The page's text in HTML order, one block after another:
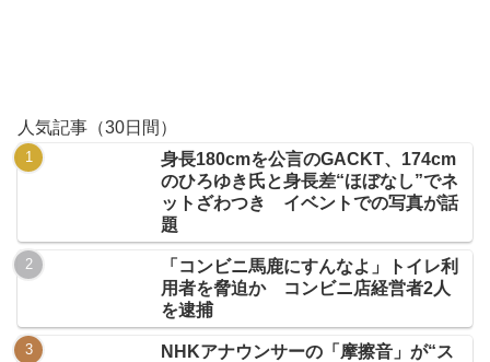
人気記事（30日間）
身長180cmを公言のGACKT、174cm
のひろゆき氏と身長差“ほぼなし”でネ
ットざわつき イベントでの写真が話
題
「コンビニ馬鹿にすんなよ」トイレ利
用者を脅迫か コンビニ店経営者2人
を逮捕
NHKアナウンサーの「摩擦音」が“ス